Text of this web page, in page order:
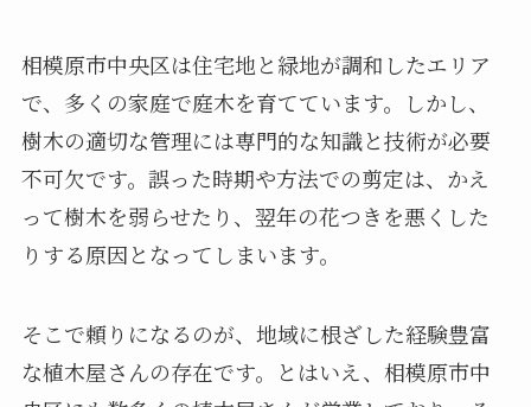
相模原市中央区は住宅地と緑地が調和したエリア
で、多くの家庭で庭木を育てています。しかし、
樹木の適切な管理には専門的な知識と技術が必要
不可欠です。誤った時期や方法での剪定は、かえ
って樹木を弱らせたり、翌年の花つきを悪くした
りする原因となってしまいます。
そこで頼りになるのが、地域に根ざした経験豊富
な植木屋さんの存在です。とはいえ、相模原市中